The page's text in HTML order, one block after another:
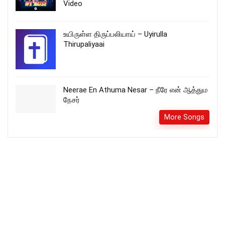
Video
உயிருள்ள திருப்பலியாய் – Uyirulla
Thirupaliyaai
Neerae En Athuma Nesar – நீரே என் ஆத்தும
நேசர்
More Songs